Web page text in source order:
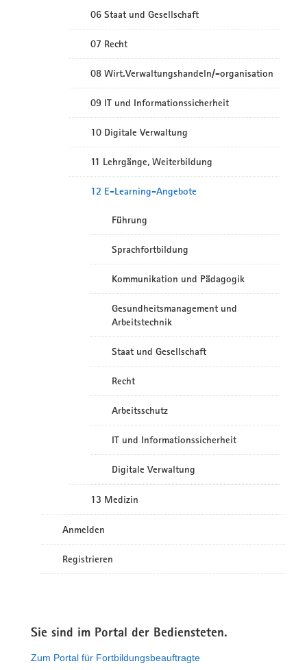
06 Staat und Gesellschaft
07 Recht
08 Wirt.Verwaltungshandeln/-organisation
09 IT und Informationssicherheit
10 Digitale Verwaltung
11 Lehrgänge, Weiterbildung
12 E-Learning-Angebote
Führung
Sprachfortbildung
Kommunikation und Pädagogik
Gesundheitsmanagement und
Arbeitstechnik
Staat und Gesellschaft
Recht
Arbeitsschutz
IT und Informationssicherheit
Digitale Verwaltung
13 Medizin
Anmelden
Registrieren
Sie sind im Portal der Bediensteten.
Zum Portal für Fortbildungsbeauftragte